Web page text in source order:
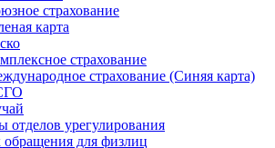
страхование
карта
страхование
страхование (Синяя карта)
отделов урегулирования
обращения для физлиц